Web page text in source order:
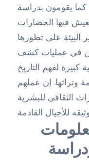
كما يقومون بدراسة
فيها الحضارات
في عمليات كشف
كبيرة لفهم التاريخ
وتراثها. إن عملهم
الثقافي للبشرية